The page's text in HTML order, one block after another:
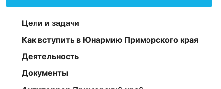
Цели и задачи
Как вступить в Юнармию Приморского края
Деятельность
Документы